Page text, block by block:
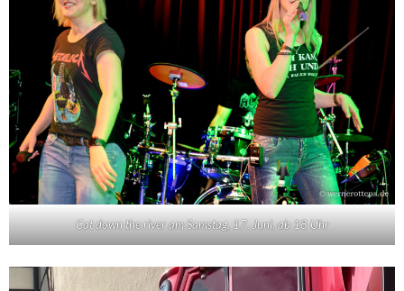
Cat down the river am Samstag, 17. Juni, ab 18 Uhr